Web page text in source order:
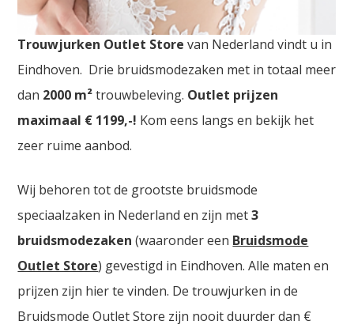
Bruidswinkels Sint Truiden. De
grootste
Trouwjurken Outlet Store van Nederland vindt u in
Eindhoven. Drie bruidsmodezaken met in totaal meer
dan 2000 m²trouwbeleving. Outlet prijzen
maximaal € 1199,-! Kom eens langs en bekijk het
zeer ruime aanbod.
Wij behoren tot de grootste bruidsmode
speciaalzaken in Nederland en zijn met3
bruidsmodezaken (waaronder een Bruidsmode
Outlet Store) gevestigd in Eindhoven. Alle maten en
prijzen zijn hier te vinden. De trouwjurken in de
Bruidsmode Outlet Store zijn nooit duurder dan €